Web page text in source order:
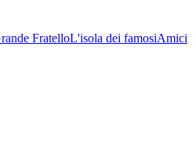
FratelloL'isola dei famosiAmici